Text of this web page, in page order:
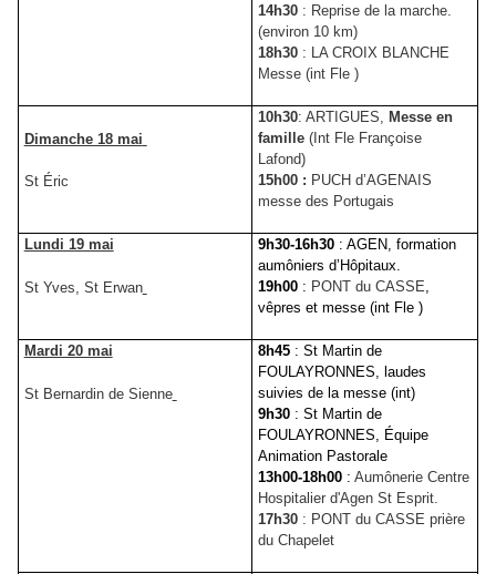
14h30: Reprise de la marche.
(environ 10 km)
18h30 : LA CROIX BLANCHE
Messe (int Fle )
Dimanche 18 mai
St Éric
10h30: ARTIGUES, Messe en
famille(Int Fle Françoise
Lafond)
15h00 : PUCH d’AGENAIS
messe des Portugais
Lundi 19 mai
St Yves, St Erwan
9h30-16h30 : AGEN, formation
aumôniers d’Hôpitaux.
19h00 : PONT du CASSE,
vêpres et messe (int Fle )
Mardi 20 mai
St Bernardin de Sienne
8h45 : St Martin de
FOULAYRONNES, laudes
suivies de la messe (int)
9h30 : St Martin de
FOULAYRONNES, Équipe
Animation Pastorale
13h00-18h00 : Aumônerie Centre
Hospitalier d'Agen St Esprit.
17h30: PONT du CASSE prière
du Chapelet